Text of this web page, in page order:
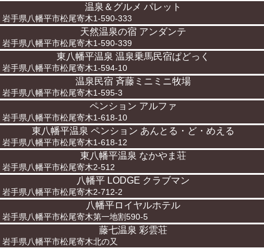
温泉＆グルメ パレット
岩手県八幡平市松尾寄木1-590-333
天然温泉の宿 アンダンテ
岩手県八幡平市松尾寄木1-590-339
東八幡平温泉 温泉乗馬民宿ぱどっく
岩手県八幡平市松尾寄木1-594-10
温泉民宿 斉藤ミニミニ牧場
岩手県八幡平市松尾寄木1-595-3
ペンション アルファ
岩手県八幡平市松尾寄木1-618-10
東八幡平温泉 ペンション あんとる・ど・めえる
岩手県八幡平市松尾寄木1-618-12
東八幡平温泉 なかやま荘
岩手県八幡平市松尾寄木2-512
八幡平 LODGE クラブマン
岩手県八幡平市松尾寄木2-712-2
八幡平ロイヤルホテル
岩手県八幡平市松尾寄木第一地割590-5
藤七温泉 彩雲荘
岩手県八幡平市松尾寄木北の又